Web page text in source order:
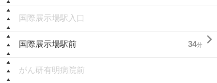
国際展示場駅入口
国際展示場駅前 34分 
がん研有明病院前